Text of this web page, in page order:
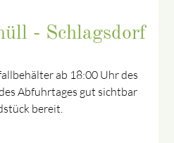
- Schlagsdorf
ab 18:00 Uhr des
Abfuhrtages gut sichtbar
bereit.